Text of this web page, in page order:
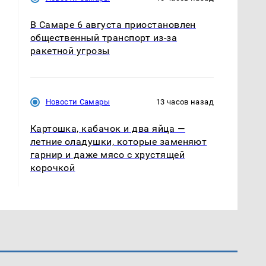
В Самаре 6 августа приостановлен
общественный транспорт из-за
ракетной угрозы
Новости Самары 13 часов назад
Картошка, кабачок и два яйца —
летние оладушки, которые заменяют
гарнир и даже мясо с хрустящей
корочкой